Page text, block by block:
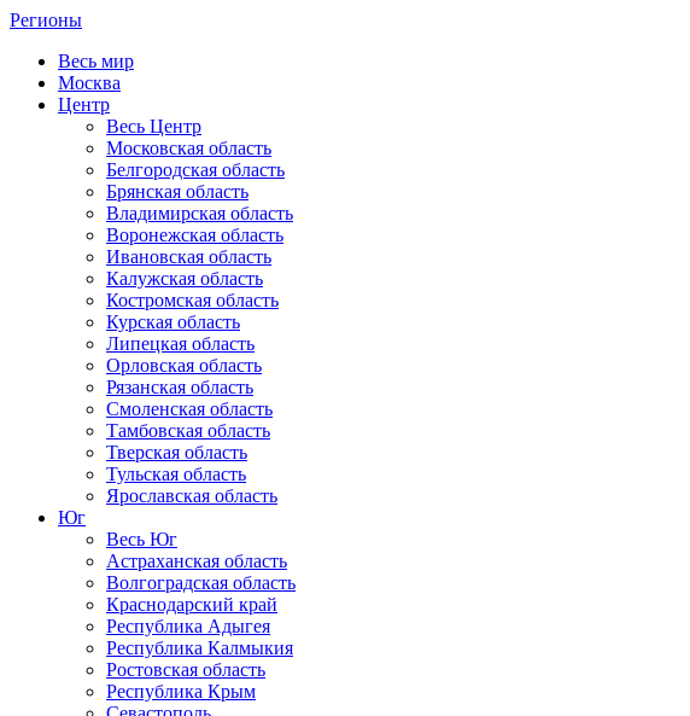
Регионы
Весь мир
Москва
Центр
Весь Центр
Московская область
Белгородская область
Брянская область
Владимирская область
Воронежская область
Ивановская область
Калужская область
Костромская область
Курская область
Липецкая область
Орловская область
Рязанская область
Смоленская область
Тамбовская область
Тверская область
Тульская область
Ярославская область
Юг
Весь Юг
Астраханская область
Волгоградская область
Краснодарский край
Республика Адыгея
Республика Калмыкия
Ростовская область
Республика Крым